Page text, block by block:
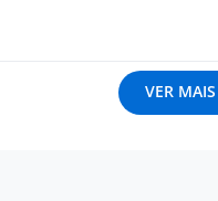
VER